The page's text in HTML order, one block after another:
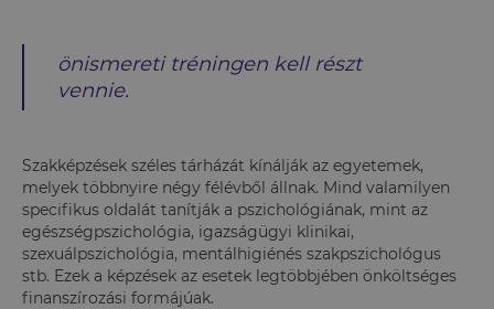
önismereti tréningen kell részt
vennie.
Szakképzések széles tárházát kínálják az egyetemek,
melyek többnyire négy félévből állnak. Mind valamilyen
specifikus oldalát tanítják a pszichológiának, mint az
egészségpszichológia, igazságügyi klinikai,
szexuálpszichológia, mentálhigiénés szakpszichológus
stb. Ezek a képzések az esetek legtöbbjében önköltséges
finanszírozási formájúak.